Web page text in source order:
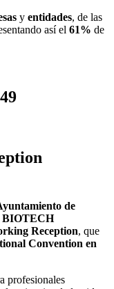
y entidades, de las
así el 61% de
de
Reception, que
Convention en
profesionales